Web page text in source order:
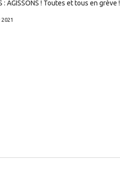
: AGISSONS ! Toutes et tous en grève !